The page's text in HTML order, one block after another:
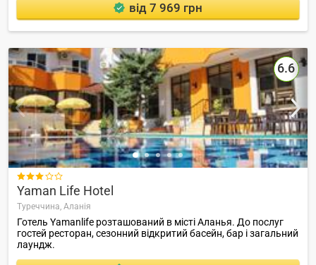
від 7 969 грн
6.6

Yaman Life Hotel
Туреччина, Аланія
Готель Yamanlife розташований в місті Аланья. До послуг
гостей ресторан, сезонний відкритий басейн, бар і загальний
лаундж.